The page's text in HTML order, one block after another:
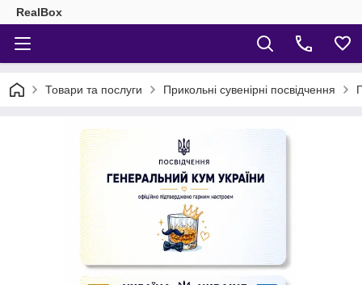
RealBox
Товари та послуги Прикольні сувенірні посвідчення